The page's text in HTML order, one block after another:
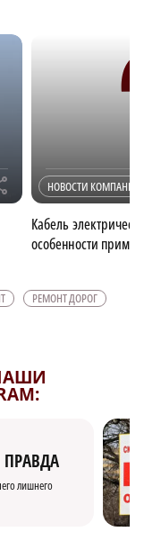
НОВОСТИ КОМПАНИИ
Кабель
особенности
РЕМОНТ ДОРОГ
лишнего